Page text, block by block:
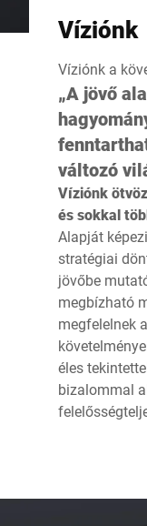
Víziónk
Víziónk a
„A jövő
változó
Víziónk
és sokkal
Alapját
stratégiai
jövőbe
megbízható
megfelelnek
éles
bizalommal